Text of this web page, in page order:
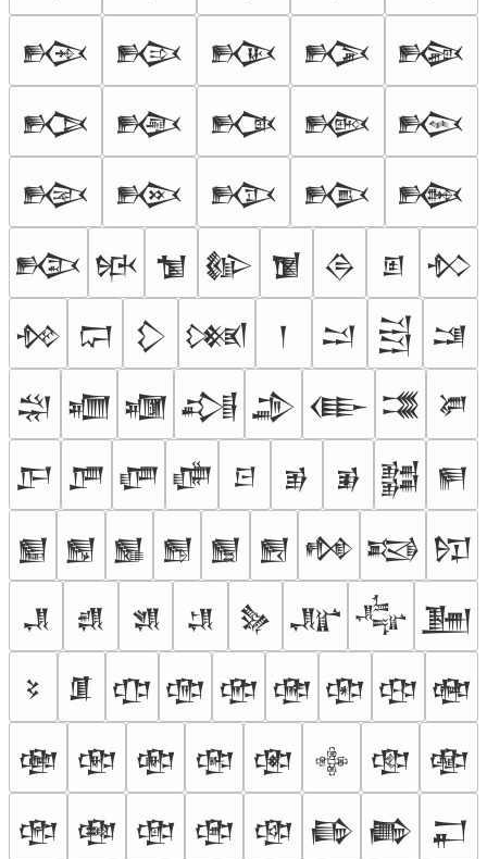
𒁞 𒁟 𒁠 𒁡 𒁢
𒁣 𒁤 𒁥 𒁦 𒁧
𒁨 𒁩 𒁪 𒁫 𒁬
𒁭 𒁮 𒁯 𒁰 𒁱 𒁲 𒁳 𒁴
𒁵 𒁶 𒁷 𒁸 𒁹 𒁺 𒁻 𒁼
𒁽 𒁾 𒁿 𒂀 𒂁 𒂂 𒂃 𒂄
𒂅 𒂆 𒂇 𒂈 𒂉 𒂊 𒂋 𒂌 𒂍
𒂎 𒂏 𒂐 𒂑 𒂒 𒂓 𒂔 𒂕 𒂖
𒂗 𒂘 𒂙 𒂚 𒂛 𒂜 𒂝 𒂞
𒂟 𒂠 𒂡 𒂢 𒂣 𒂤 𒂥 𒂦 𒂧
𒂨 𒂩 𒂪 𒂫 𒂬 𒂭 𒂮 𒂯
𒂰 𒂱 𒂲 𒂳 𒂴 𒂵 𒂶 𒂷